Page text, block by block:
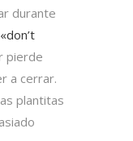
durante
pierde
a cerrar.
plantitas